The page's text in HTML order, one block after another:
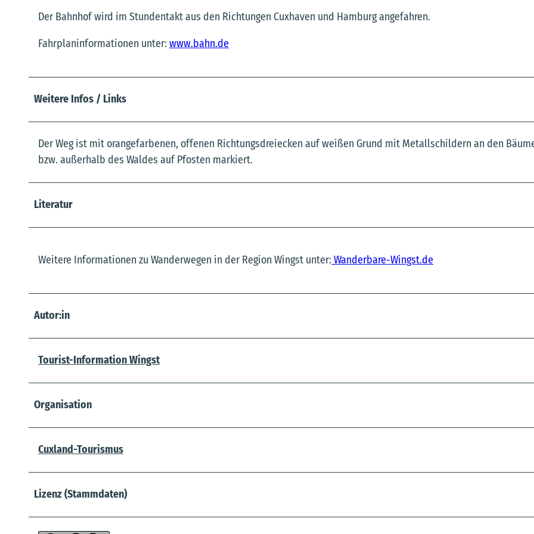
Der Bahnhof wird im Stundentakt aus den Richtungen Cuxhaven und Hamburg angefahren.
Fahrplaninformationen unter: www.bahn.de
Weitere Infos / Links
Der Weg ist mit orangefarbenen, offenen Richtungsdreiecken auf weißen Grund mit Metallschildern an den
bzw. außerhalb des Waldes auf Pfosten markiert.
Literatur
Weitere Informationen zu Wanderwegen in der Region Wingst unter: Wanderbare-Wingst.de
Autor:in
Tourist-Information Wingst
Organisation
Cuxland-Tourismus
Lizenz (Stammdaten)